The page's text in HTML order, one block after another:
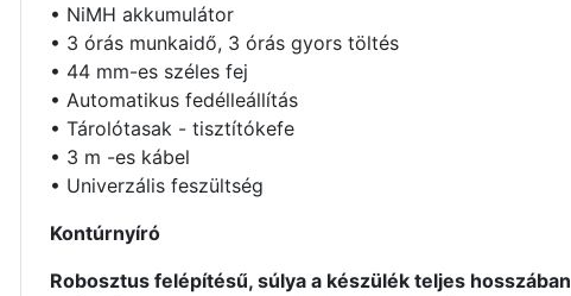
• NiMH akkumulátor
• 3 órás munkaidő, 3 órás gyors töltés
• 44 mm-es széles fej
• Automatikus fedélleállítás
• Tárolótasak - tisztítókefe
• 3 m -es kábel
• Univerzális feszültség
Kontúrnyíró
Robosztus felépítésű, súlya a készülék teljes